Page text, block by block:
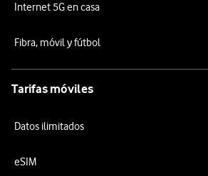
Internet 5G en casa
Fibra, móvil y fútbol
Tarifas móviles
Datos ilimitados
eSIM